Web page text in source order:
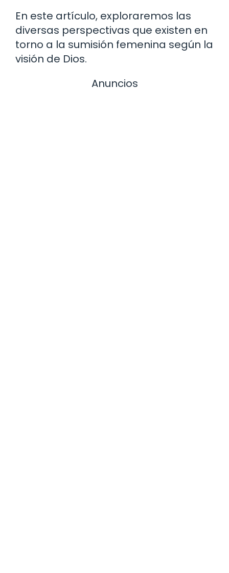
En este artículo, exploraremos las
diversas perspectivas que existen en
torno a la sumisión femenina según la
visión de Dios.
Anuncios